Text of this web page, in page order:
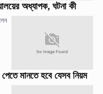
অধ্যাপক, ঘটনা কী
মানতে হবে যেসব নিয়ম